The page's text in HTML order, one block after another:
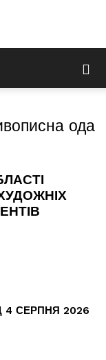
ода
4 СЕРПНЯ 2026